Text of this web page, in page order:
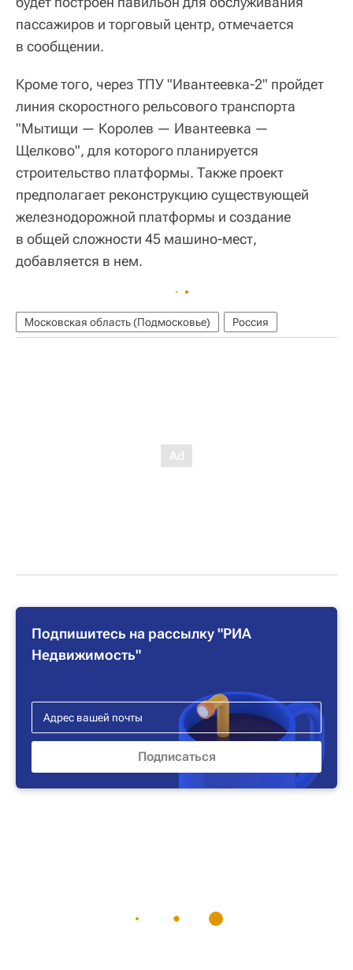
пассажиров и торговый центр, отмечается
в сообщении.
Кроме того, через ТПУ "Ивантеевка-2" пройдет
линия скоростного рельсового транспорта
"Мытищи — Королев — Ивантеевка —
Щелково", для которого планируется
строительство платформы. Также проект
предполагает реконструкцию существующей
железнодорожной платформы и создание
в общей сложности 45 машино-мест,
добавляется в нем.
Московская область (Подмосковье) Россия
Подпишитесь на рассылку "РИА
Недвижимость"